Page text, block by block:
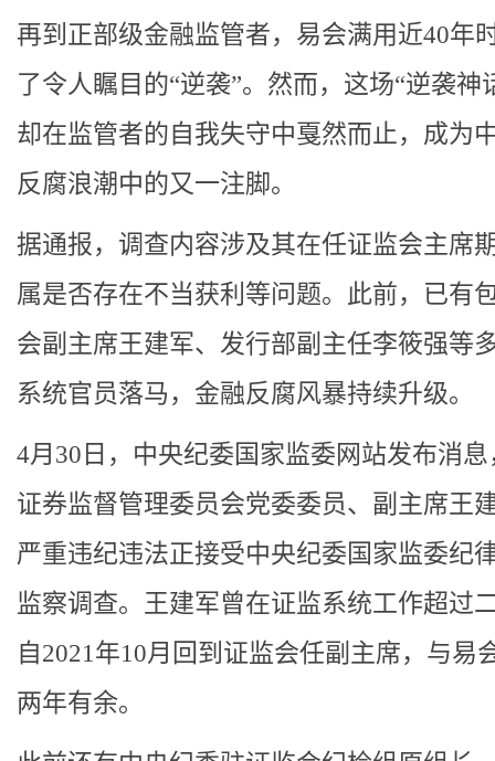
再到正部级金融监管者，易会满用近40年
了令人瞩目的“逆袭”。然而，这场“逆袭神
却在监管者的自我失守中戛然而止，成为
反腐浪潮中的又一注脚。
据通报，调查内容涉及其在任证监会主席
属是否存在不当获利等问题。此前，已有
会副主席王建军、发行部副主任李筱强等
系统官员落马，金融反腐风暴持续升级。
4月30日，中央纪委国家监委网站发布消
证券监督管理委员会党委委员、副主席王
严重违纪违法正接受中央纪委国家监委纪
监察调查。王建军曾在证监系统工作超过
自2021年10月回到证监会任副主席，与易
两年有余。